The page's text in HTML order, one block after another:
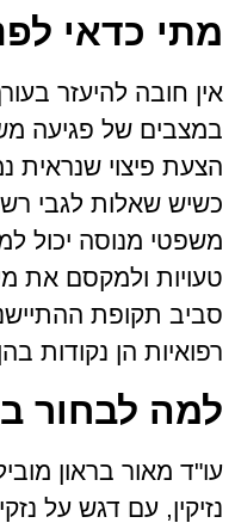
מתי כדאי
אין חובה להיעזר
במצבים של פגיעה
הצעת פיצוי שנראית
כשיש שאלות לגבי
משפטי מנוסה יכול
טעויות ולמקסם את
סביב תקופת
רפואיות הן נקודות
למה לבחור
עו"ד מאור בראון
נזיקין, עם דגש על